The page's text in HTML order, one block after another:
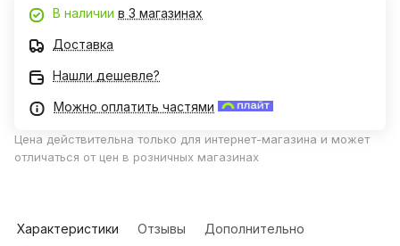
В наличии в 3 магазинах
Доставка
Нашли дешевле?
Можно оплатить частями
Цена действительна только для интернет-магазина и может
отличаться от цен в розничных магазинах
Характеристики Отзывы Дополнительно